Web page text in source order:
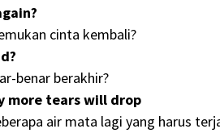
cinta kembali?
benar berakhir?
more tears will drop
air mata lagi yang harus